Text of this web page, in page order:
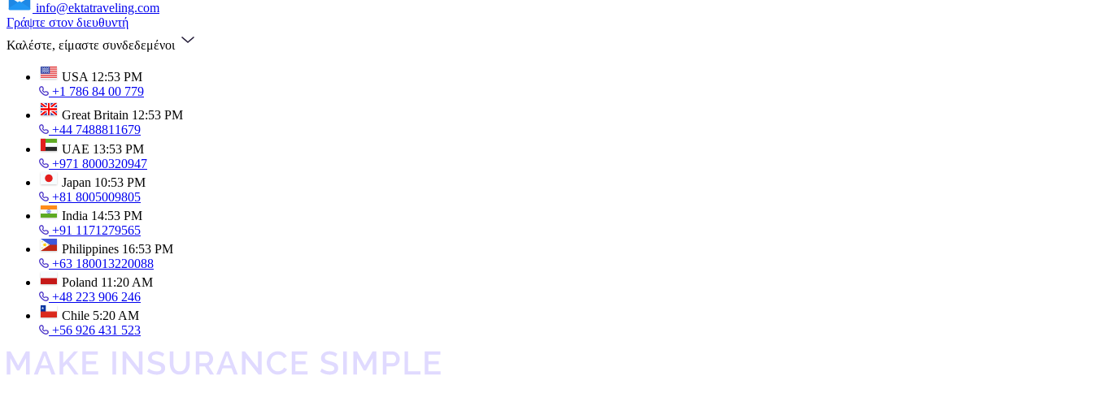
info@ektatraveling.com
Γράψτε στον διευθυντή
Καλέστε, είμαστε συνδεδεμένοι
USA 12:53 PM
+1 786 84 00 779
Great Britain 12:53 PM
+44 7488811679
UAE 13:53 PM
+971 8000320947
Japan 10:53 PM
+81 8005009805
India 14:53 PM
+91 1171279565
Philippines 16:53 PM
+63 180013220088
Poland 11:20 AM
+48 223 906 246
Chile 5:20 AM
+56 926 431 523